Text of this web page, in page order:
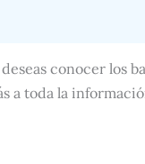
conocer los
a toda la